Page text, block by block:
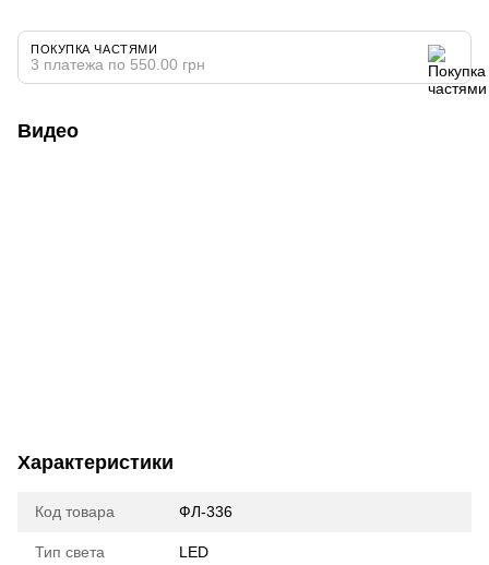
ПОКУПКА ЧАСТЯМИ
3 платежа по 550.00 грн
Видео
Характеристики
Код товара ФЛ-336
Тип света LED